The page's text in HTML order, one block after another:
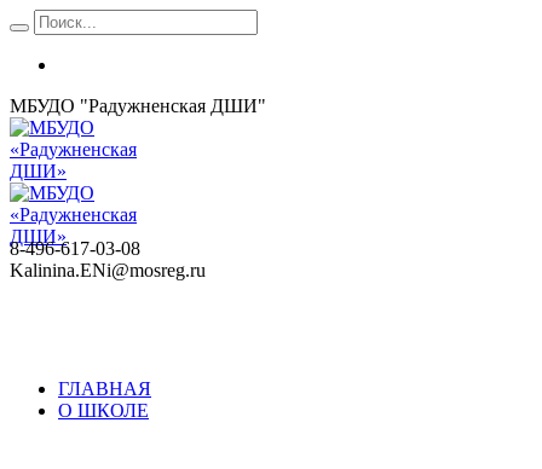
МБУДО "Радужненская ДШИ"
8-496-617-03-08
Kalinina.ENi@mosreg.ru
ГЛАВНАЯ
О ШКОЛЕ